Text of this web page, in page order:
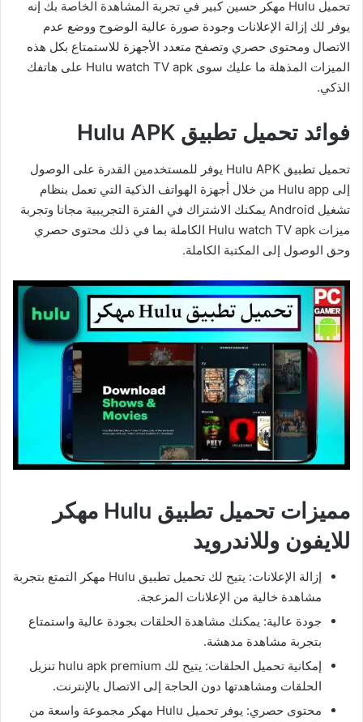
تحميل Hulu مهكر حسين كبير في تجربة المشاهدة الخاصة بك إنه
يوفر لك إزالة الإعلانات وجودة صورة عالية الوضوح ووضع عدم
الاتصال ومحتوى حصري وتصفح متعدد الأجهزة للاستمتاع بكل هذه
الميزات المذهلة ما عليك سوى Hulu watch TV apk على هاتفك
الذكي.
فوائد تحميل تطبيق Hulu APK
تحميل تطبيق Hulu APK يوفر للمستخدمين القدرة على الوصول
إلى Hulu app من خلال أجهزة الهواتف الذكية التي تعمل بنظام
تشغيل Android يمكنك الاشتراك في الفترة التجريبية مجانا وتجربة
ميزات Hulu watch TV apk الكاملة بما في ذلك محتوى حصري
وحق الوصول إلى المكتبة الكاملة.
مميزات تحميل تطبيق Hulu مهكر
للايفون وللاندرويد
إزالة الإعلانات: يتيح لك تحميل تطبيق Hulu مهكر التمتع بتجربة
مشاهدة خالية من الإعلانات المزعجة.
جودة عالية: يمكنك مشاهدة الحلقات بجودة عالية واستمتاع
بتجربة مشاهدة مدهشة.
إمكانية تحميل الحلقات: يتيح لك hulu apk premium تنزيل
الحلقات ومشاهدتها دون الحاجة إلى الاتصال بالإنترنت.
محتوى حصري: يوفر تحميل Hulu مهكر مجموعة واسعة من